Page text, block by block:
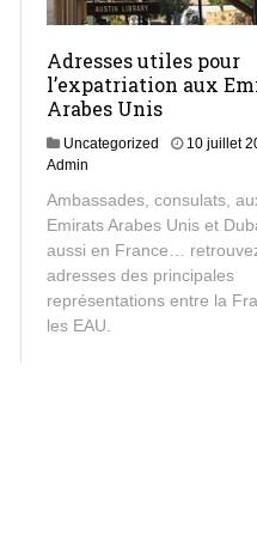
Adresses utiles pour
l’expatriation aux
Arabes Unis
Uncategorized 10 juillet
Admin
Ambassades, consulats,
Emirats Arabes Unis et
aussi en France…
adresses des principales
représentations entre la
les EAU.